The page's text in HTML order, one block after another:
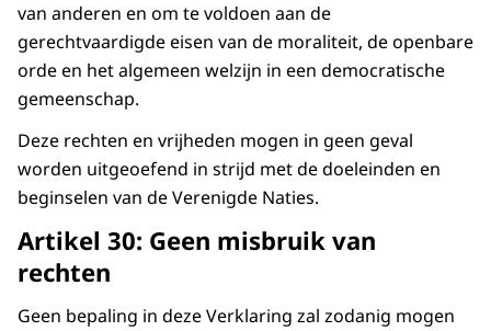
van anderen en om te voldoen aan de
gerechtvaardigde eisen van de moraliteit, de openbare
orde en het algemeen welzijn in een democratische
gemeenschap.
Deze rechten en vrijheden mogen in geen geval
worden uitgeoefend in strijd met de doeleinden en
beginselen van de Verenigde Naties.
Artikel 30: Geen misbruik van
rechten
Geen bepaling in deze Verklaring zal zodanig mogen